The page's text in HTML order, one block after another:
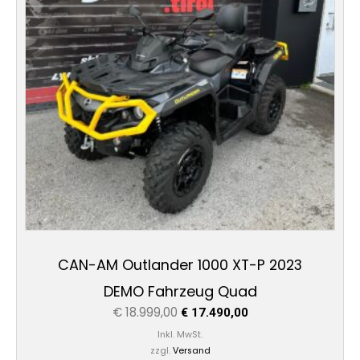
CAN-AM Outlander 1000 XT-P 2023
DEMO Fahrzeug Quad
€18.999,00 €17.490,00
Inkl. MwSt.
zzgl. Versand